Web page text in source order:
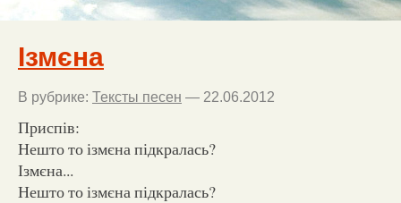
Ізмєна
В рубрике: Тексты песен — 22.06.2012
Приспів:
Нешто то ізмєна підкралась?
Ізмєна...
Нешто то ізмєна підкралась?